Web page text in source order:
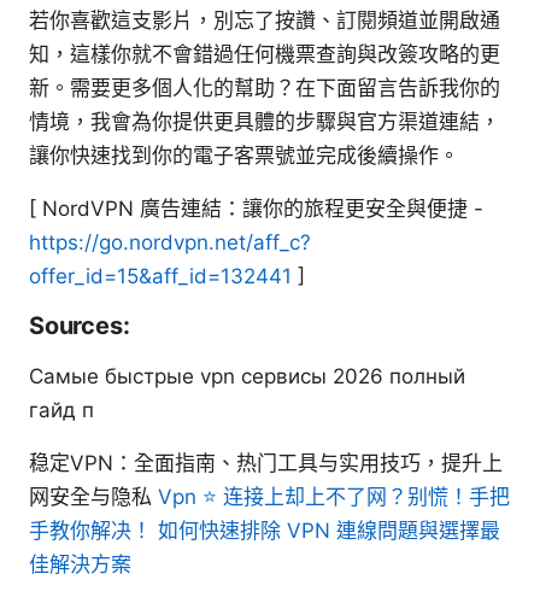
若你喜歡這支影片，別忘了按讚、訂閱頻道並開啟通
知，這樣你就不會錯過任何機票查詢與改簽攻略的更
新。需要更多個人化的幫助？在下面留言告訴我你的
情境，我會為你提供更具體的步驟與官方渠道連結，
讓你快速找到你的電子客票號並完成後續操作。
[ NordVPN 廣告連結：讓你的旅程更安全與便捷 -
https://go.nordvpn.net/aff_c?
offer_id=15&aff_id=132441 ]
Sources:
Самые быстрые vpn сервисы 2026 полный
гайд п
稳定VPN：全面指南、热门工具与实用技巧，提升上
网安全与隐私 Vpn ⭐ 连接上却上不了网？别慌！手把
手教你解决！ 如何快速排除 VPN 連線問題與選擇最
佳解決方案